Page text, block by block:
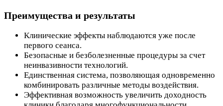
Преимущества и результаты
Клинические эффекты наблюдаются уже после
первого сеанса.
Безопасные и безболезненные процедуры за счет
неинвазивности технологий.
Единственная система, позволяющая одновременно
комбинировать различные методы воздействия.
Эффективная возможность увеличить доходность